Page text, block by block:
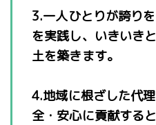
3.一人ひとりが誇り
を実践し、いきいき
土を築きます。
4.地域に根ざした代
全・安心に貢献する